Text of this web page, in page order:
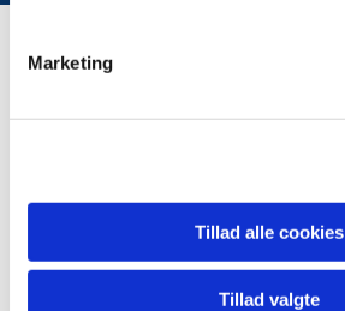
Marketing
Tillad alle cookies
Tillad valgte